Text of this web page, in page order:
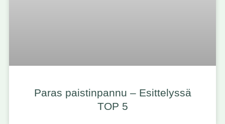
Paras paistinpannu – Esittelyssä
TOP 5